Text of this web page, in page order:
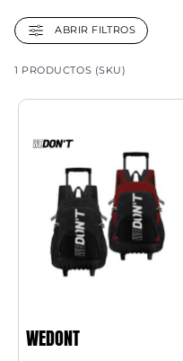
ABRIR FILTROS
1 PRODUCTOS (SKU)
WEDONT